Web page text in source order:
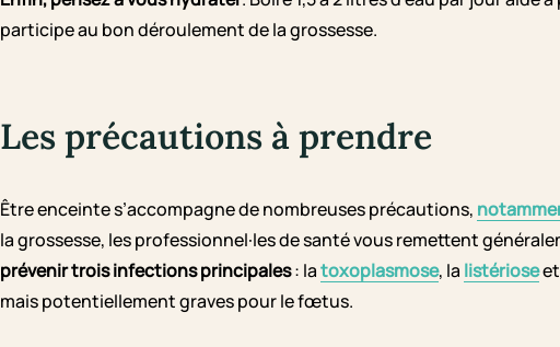
participe au bon déroulement de la grossesse.
Les précautions à prendre
Être enceinte s’accompagne de nombreuses précautions,
la grossesse, les professionnel·les de santé vous remettent
prévenir trois infections principales: latoxoplasmose, la listérioseet
mais potentiellement graves pour le fœtus.